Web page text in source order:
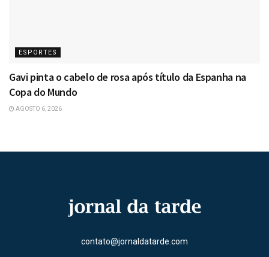
ESPORTES
Gavi pinta o cabelo de rosa após título da Espanha na
Copa do Mundo
AGOSTO 6, 2026
contato@jornaldatarde.com